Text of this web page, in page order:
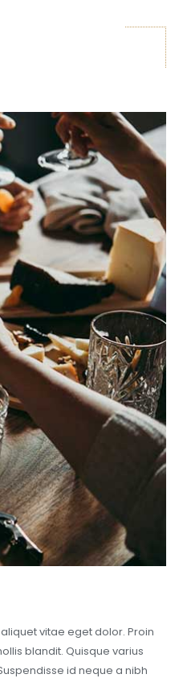
vitae eget dolor. Proin
blandit. Quisque varius
id neque a nibh